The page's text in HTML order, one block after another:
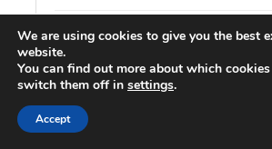
Die gesundheitsfördernden Vorteile
von Holunderbeerenmarmelade:
geheime Waffe für unsere
Gesundheit
Die Wirkung von Aftershave auf die
We are using cookies to give you the best
website.
You can find out more about which
switch them off in settings.
Accept